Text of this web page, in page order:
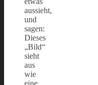
aussieht,
und
sagen:
Dieses
„Bild“
sieht
aus
wie
eine